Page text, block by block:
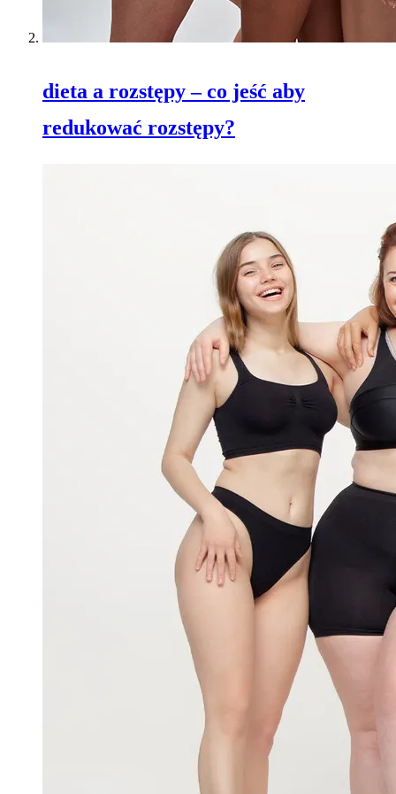
dieta a rozstępy – co jeść aby
redukować rozstępy?